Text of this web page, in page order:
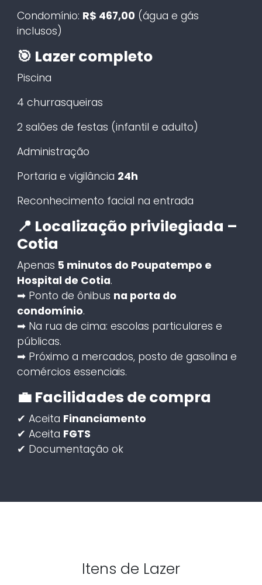
Condomínio: R$ 467,00 (água e gás
inclusos)
🎯 Lazer completo
Piscina
4 churrasqueiras
2 salões de festas (infantil e adulto)
Administração
Portaria e vigilância 24h
Reconhecimento facial na entrada
📍 Localização privilegiada –
Cotia
Apenas 5 minutos do Poupatempo e
Hospital de Cotia.
➡ Ponto de ônibus na porta do
condomínio.
➡ Na rua de cima: escolas particulares e
públicas.
➡ Próximo a mercados, posto de gasolina e
comércios essenciais.
💼 Facilidades de compra
✔ Aceita Financiamento
✔ Aceita FGTS
✔ Documentação ok
Itens de Lazer